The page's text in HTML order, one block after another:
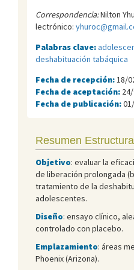
Correspondencia:Nilton
lectrónico:
Palabras clave:
deshabituación tabáquica
Fecha de recepción: 18/
Fecha de aceptación:
Fecha de publicación:
Resumen
Objetivo: evaluar la
de liberación prolongada
tratamiento de la
adolescentes.
Diseño: ensayo clínico,
controlado con placebo.
Emplazamiento: áreas
Phoenix (Arizona).